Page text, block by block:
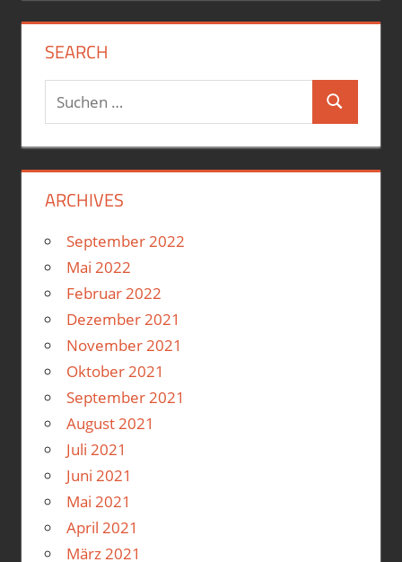
SEARCH
Suchen
nach:
Suchen
ARCHIVES
September 2022
Mai 2022
Februar 2022
Dezember 2021
November 2021
Oktober 2021
September 2021
August 2021
Juli 2021
Juni 2021
Mai 2021
April 2021
März 2021